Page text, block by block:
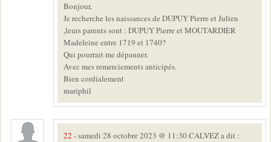
Bonjour,
Je recherche les naissances de DUPUY Pierre et Julien
,leurs parents sont : DUPUY Pierre et MOUTARDIER
Madeleine entre 1719 et 1740?
Qui pourrait me dépanner.
Avec mes remerciements anticipés.
Bien cordialement
mariphil
22 - samedi 28 octobre 2023 @ 11:30 CALVEZ a dit :